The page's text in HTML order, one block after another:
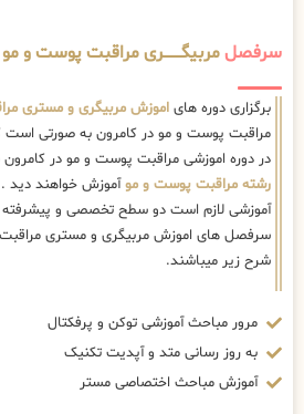
سرفصلمربیگــــــــری مراقبت پوست
برگزاری دوره های اموزش مربیگری و مستری
مراقبت پوست و مو در کامرون به صورتی است
در دوره اموزشی مراقبت پوست و مو در
رشته مراقبت پوست و موآموزش خواهند دید
آموزشی لازم است دو سطح تخصصی و پیشرفته
سرفصل های اموزش مربیگری و مستری
شرح زیر میباشند.
مرور مباحث آموزشی توکن و پرفکتال
به روز رسانی متد و آپدیت تکنیک
آموزش مباحث اختصاصی مستر